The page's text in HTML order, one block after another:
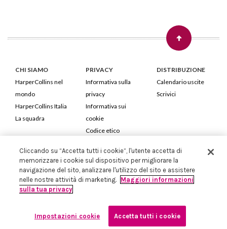
CHI SIAMO
HarperCollins nel
mondo
HarperCollins Italia
La squadra
PRIVACY
Informativa sulla
privacy
Informativa sui
cookie
Codice etico
DISTRIBUZIONE
Calendario uscite
Scrivici
HarperCollins Italia S.p.A. Viale Monte Nero, 84 - 20135 Milano
Cod. Fiscale e P.IVA 05946780151 - Capitale Sociale 258.250 €
Iscritta in Milano al Registro delle imprese nr.198004 e REA nr.1051898
Cliccando su “Accetta tutti i cookie”, l'utente accetta di
memorizzare i cookie sul dispositivo per migliorare la
navigazione del sito, analizzare l'utilizzo del sito e assistere
nelle nostre attività di marketing. Maggiori informazioni
sulla tua privacy
Impostazioni cookie Accetta tutti i cookie